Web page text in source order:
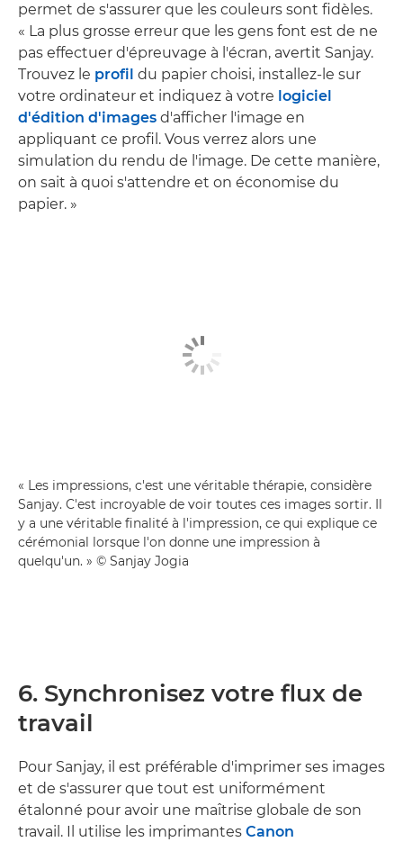
permet de s'assurer que les couleurs sont fidèles.
« La plus grosse erreur que les gens font est de ne
pas effectuer d'épreuvage à l'écran, avertit Sanjay.
Trouvez le profil du papier choisi, installez-le sur
votre ordinateur et indiquez à votre logiciel
d'édition d'images d'afficher l'image en
appliquant ce profil. Vous verrez alors une
simulation du rendu de l'image. De cette manière,
on sait à quoi s'attendre et on économise du
papier. »
« Les impressions, c'est une véritable thérapie, considère
Sanjay. C'est incroyable de voir toutes ces images sortir. Il
y a une véritable finalité à l'impression, ce qui explique ce
cérémonial lorsque l'on donne une impression à
quelqu'un. » © Sanjay Jogia
6. Synchronisez votre flux de
travail
Pour Sanjay, il est préférable d'imprimer ses images
et de s'assurer que tout est uniformément
étalonné pour avoir une maîtrise globale de son
travail. Il utilise les imprimantes Canon